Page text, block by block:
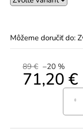
Môžeme doručiť do:
89 € –20 %
71,20 €